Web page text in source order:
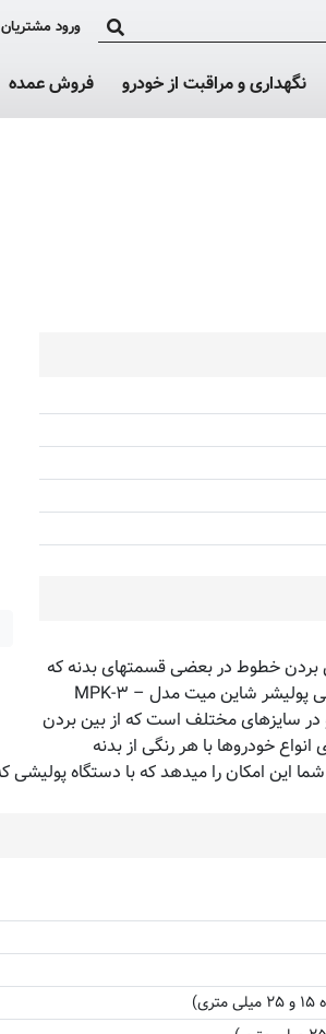
ورود مشتریان
نگهداری و مراقبت از خودرو فروش عمده
بردن خطوط در بعضی قسمتهای بدنه که
دسترسی به آنها مشکل است ، برای شما غیر ممکن شود . در نتیجه استفاده از کیت مینی پولیشر شاین میت مدل – MPK-۳
در سایزهای مختلف است که از بین بردن
خودروها با هر رنگی از بدنه